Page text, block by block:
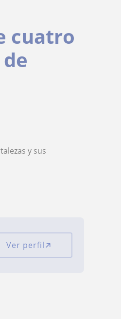
cuatro
y sus
Ver perfil